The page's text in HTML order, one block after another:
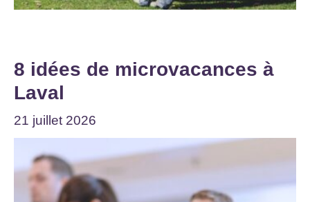
8 idées de microvacances à
Laval
21 juillet 2026